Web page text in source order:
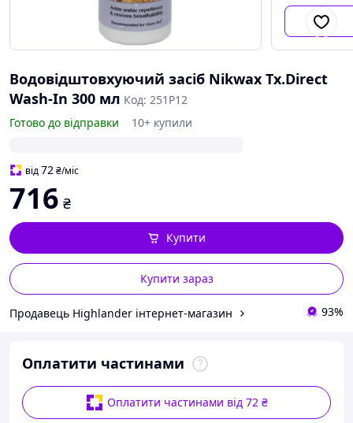
Водовідштовхуючий засіб Nikwax Tx.Direct
Wash-In 300 мл Код: 251P12
Готово до відправки
10+ купили
від72₴/міс
716 ₴
Купити зараз
Купити
Продавець Highlander інтернет-магазин 93%
Оплатити частинами
Оплатити частинами від 72 ₴